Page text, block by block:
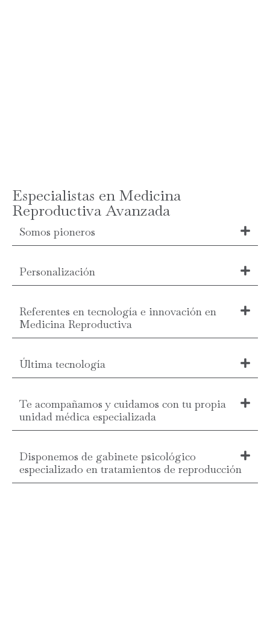
Especialistas en Medicina
Reproductiva Avanzada
Somos pioneros
Personalización
Referentes en tecnología e innovación en
Medicina Reproductiva
Última tecnología
Te acompañamos y cuidamos con tu propia
unidad médica especializada
Disponemos de gabinete psicológico
especializado en tratamientos de reproducción